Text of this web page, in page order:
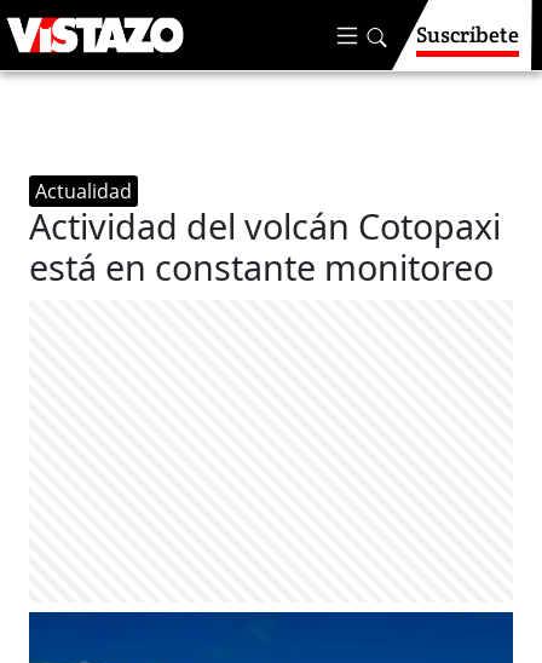
Suscríbete
Actualidad
Actividad del volcán Cotopaxi
está en constante monitoreo